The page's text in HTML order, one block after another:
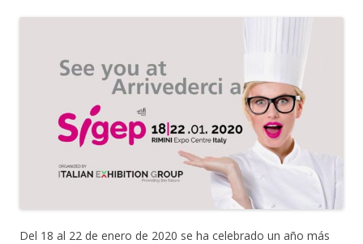
Del 18 al 22 de enero de 2020 se ha celebrado un año más